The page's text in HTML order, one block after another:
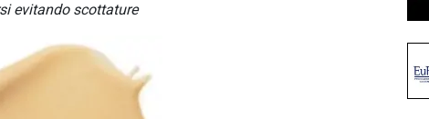
evitando scottature